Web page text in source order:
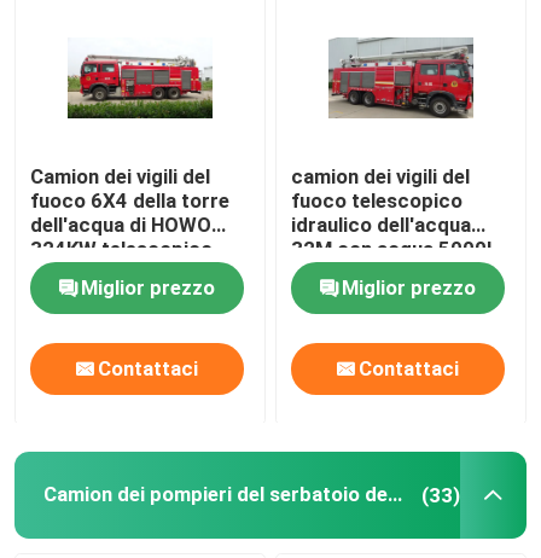
Camion dei pompieri della torre dell'acqua
Camion dei pompieri RC a gas
Camion dei vigili del fuoco per impieghi gravosi
Camion dei pompieri di soccorso leggero
Ambulanza di pronto soccorso
Camion dei vigili del
fuoco 6X4 della torre
dell'acqua di HOWO
324KW telescopico
idraulico dei 32 tester
Miglior prezzo
Contattaci
camion dei vigili del
fuoco telescopico
idraulico dell'acqua
32M con acqua 5000L
capacità della schiuma
2000LMiglior prezzo
Contattaci
Camion dei pompieri del serbatoio dell'acqua (33)